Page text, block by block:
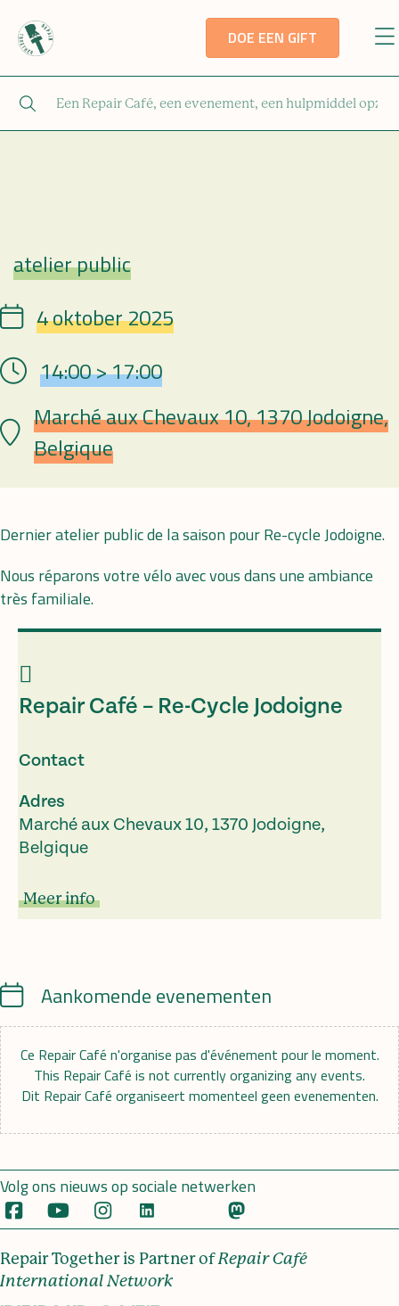
DOE EEN GIFT
Repair Café
atelier public
Date 4 oktober 2025
Hour 14:00 > 17:00
PlaatsMarché aux Chevaux 10, 1370 Jodoigne,
Belgique
Dernier atelier public de la saison pour Re-cycle Jodoigne.
Nous réparons votre vélo avec vous dans une ambiance
très familiale.
Repair Café – Re-Cycle Jodoigne
Contact
Adres
Marché aux Chevaux 10, 1370 Jodoigne,
Belgique
Meer info
CalendarAankomende evenementen
Ce Repair Café n'organise pas d'événement pour le moment.
This Repair Café is not currently organizing any events.
Dit Repair Café organiseert momenteel geen evenementen.
Volg ons nieuws op sociale netwerken
Repair Together is Partner ofRepair Café
International Network